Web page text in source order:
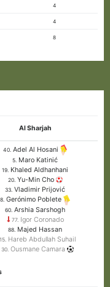
4
4
8
Al Sharjah
40. Adel Al Hosani
5. Maro Katinić
19. Khaled Aldhanhani
20.Yu-Min Cho
33. Vladimir Prijović
8. Gerónimo Poblete
60. Arshia Sarshogh
77.Igor Coronado
88. Majed Hassan
15. Hareb Abdullah Suhail
30. Ousmane Camara